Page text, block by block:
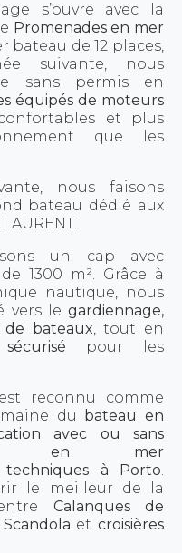
s’ouvre avec la
Promenades en mer
bateau de 12 places,
suivante, nous
sans permis en
équipés de moteurs
et plus
que les
nous faisons
bateau dédié aux
un cap avec
1300 m². Grâce à
nautique, nous
vers le gardiennage,
de bateaux, tout en
pour les
reconnu comme
du bateau en
avec ou sans
en mer
techniques à Porto.
le meilleur de la
Calanques de
etcroisières